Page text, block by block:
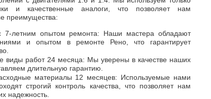
и качественные аналоги, что позволяет нам
преимущества:
7-летним опытом ремонта: Наши мастера обладают
и опытом в ремонте Рено, что гарантирует
виды работ 24 месяца: Мы уверены в качестве наших
длительную гарантию.
материалы 12 месяцев: Используемые нами
строгий контроль качества, что позволяет нам
надежность.